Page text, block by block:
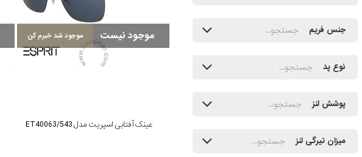
موجود نیست موجود شد خبرم کن
عینک آفتابی اسپریت مدل ET40063/543
جنس فریم
نوع پد
پوشش لنز
میزان تیرگی لنز